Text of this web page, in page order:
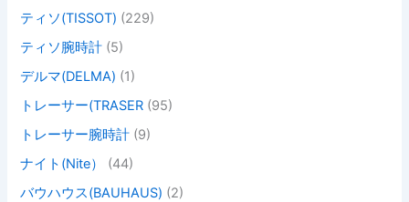
ティソ(TISSOT) (229)
ティソ腕時計 (5)
デルマ(DELMA) (1)
トレーサー(TRASER (95)
トレーサー腕時計 (9)
ナイト(Nite）
(44)
バウハウス(BAUHAUS) (2)